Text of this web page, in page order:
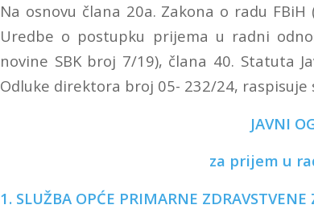
Na osnovu člana 20a. Zakona o radu
Uredbe o postupku prijema u radni
novine SBK broj 7/19), člana 40. Statuta
Odluke direktora broj 05- 232/24, raspisuje
JAVNI
za prijem u
1. SLUŽBA OPĆE PRIMARNE